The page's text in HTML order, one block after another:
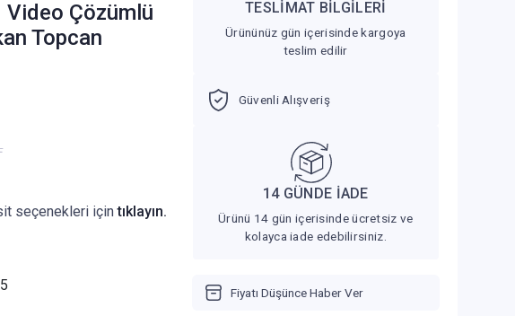
Video Çözümlü
Topcan
seçenekleri içintıklayın.
TESLİMAT BİLGİLERİ
Ürününüz gün içerisinde kargoya
teslim edilir
Güvenli Alışveriş
14 GÜNDE İADE
Ürünü 14 gün içerisinde ücretsiz ve
kolayca iade edebilirsiniz.
Fiyatı Düşünce Haber Ver